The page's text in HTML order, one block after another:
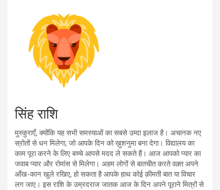
सिंह राशि
मुस्कुराएँ, क्योंकि यह सभी समस्याओं का सबसे उम्दा इलाज है। अचानक नए
स्रोतों से धन मिलेगा, जो आपके दिन को ख़ुशनुमा बना देगा। विद्यालय का
काम पूरा करने के लिए बच्चे आपसे मदद ले सकते हैं। आज आपको प्यार का
जवाब प्यार और रोमांस से मिलेगा। अहम लोगों से बातचीत करते वक़्त अपने
आँख-कान खुले रखिए, हो सकता है आपके हाथ कोई क़ीमती बात या विचार
लग जाए। इस राशि के उम्रदराज जातक आज के दिन अपने पूराने मित्रों से